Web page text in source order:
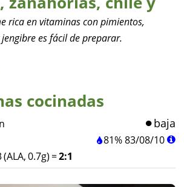
rica en vitaminas con pimientos,
es fácil de preparar.
cocinadas
baja
81%83/08/10
0.7g) =2:1